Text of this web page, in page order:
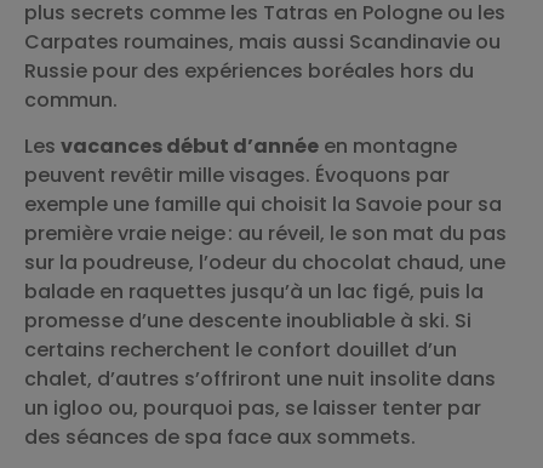
plus secrets comme les Tatras en Pologne ou les
Carpates roumaines, mais aussi Scandinavie ou
Russie pour des expériences boréales hors du
commun.
Les vacances début d’année en montagne
peuvent revêtir mille visages. Évoquons par
exemple une famille qui choisit la Savoie pour sa
première vraie neige : au réveil, le son mat du pas
sur la poudreuse, l’odeur du chocolat chaud, une
balade en raquettes jusqu’à un lac figé, puis la
promesse d’une descente inoubliable à ski. Si
certains recherchent le confort douillet d’un
chalet, d’autres s’offriront une nuit insolite dans
un igloo ou, pourquoi pas, se laisser tenter par
des séances de spa face aux sommets.